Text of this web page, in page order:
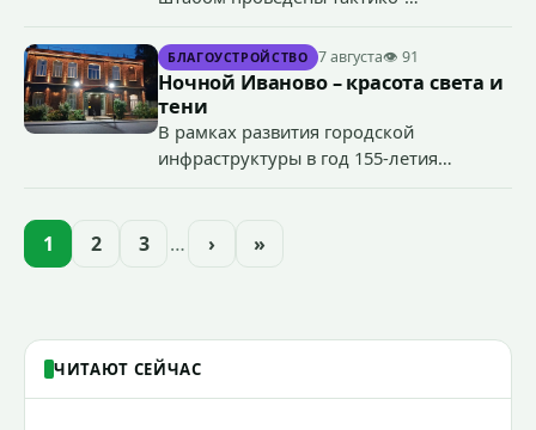
террористического акта на объекте
органов государственной власти.
«Гроза-2026».
БЛАГОУСТРОЙСТВО 7 августа👁 91
Ночной Иваново – красота света и
тени
В рамках развития городской
инфраструктуры в год 155-летия
проекта подсветки исторических
1 2 3 … › »
ЧИТАЮТ СЕЙЧАС